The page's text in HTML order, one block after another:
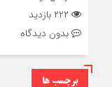
بدون دیدگاه
برچسب ها